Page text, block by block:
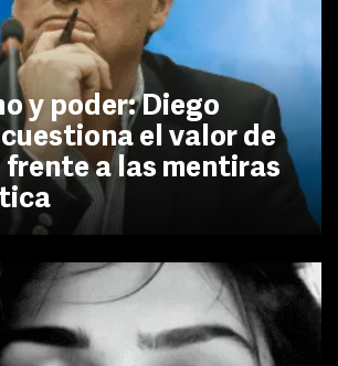
y poder: Diego
el valor de
frente a las mentiras